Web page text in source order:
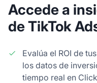
Accede a
de TikTok
Evalúa el ROI de
los datos de
tiempo real en